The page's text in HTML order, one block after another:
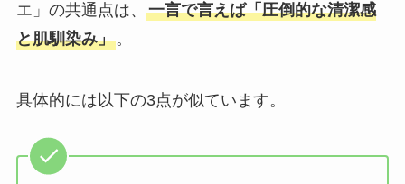
エ」の共通点は、 一言で言えば「圧倒的な清潔感
と肌馴染み」。
具体的には以下の3点が似ています。